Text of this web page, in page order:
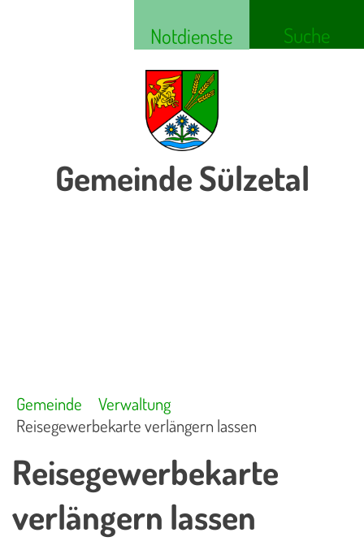
Notdienste Suche
Gemeinde Sülzetal
Gemeinde
Verwaltung
Reisegewerbekarte verlängern lassen
Reisegewerbekarte
verlängern lassen